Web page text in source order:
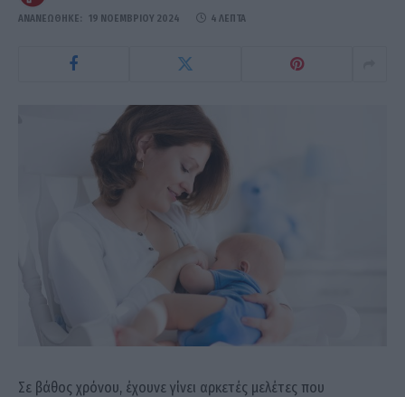
ΑΝΑΝΕΏΘΗΚΕ: 19 ΝΟΕΜΒΡΊΟΥ 2024 4 ΛΕΠΤΆ
Σε βάθος χρόνου, έχουνε γίνει αρκετές μελέτες που